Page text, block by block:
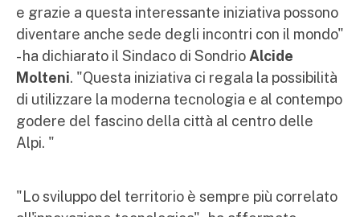
e grazie a questa interessante iniziativa possono
diventare anche sede degli incontri con il mondo"
- ha dichiarato il Sindaco di Sondrio Alcide
Molteni. "Questa iniziativa ci regala la possibilità
di utilizzare la moderna tecnologia e al contempo
godere del fascino della città al centro delle
Alpi. "
"Lo sviluppo del territorio è sempre più correlato